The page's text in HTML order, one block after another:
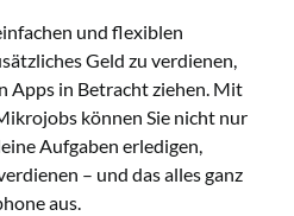
und flexiblen
Geld zu verdienen,
Apps in Betracht ziehen. Mit
können Sie nicht nur
Aufgaben erledigen,
– und das alles ganz
aus.